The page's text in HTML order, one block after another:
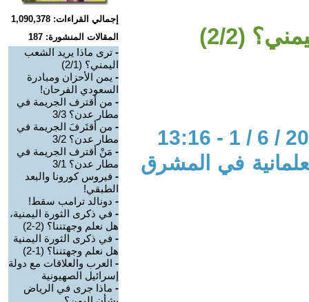
(2/2)
في المشرق
إجمالي القراءات: 1,090,378
المقالات المنشورة: 187
- ترى ماذا يريد الشعب
اليمني؟ (2/1)
- يمن الأحزان ومبادرة
السعودي الفرحان!
- من أقترف الجريمة في
مطار عدن؟ 3/3
- من أقتَرفَ الجريمة في
مطار عدن؟ 3/2
- مَنْ أقترف الجريمة في
مطار عدن؟ 3/1
- فيروس كورونا والبعد
الطبقي!
- دونالد ترامب سقط!
- في ذكرى الثورة اليمنية،
هل نعلم وجهتننا؟ (2-2)
- في ذكرى الثورة اليمنية
هل نعلم وجهتننا؟ (1-2)
- العرب والعلاقات مع دولة
إسرائيل الصهيونية
- ماذا جرى في الرياض